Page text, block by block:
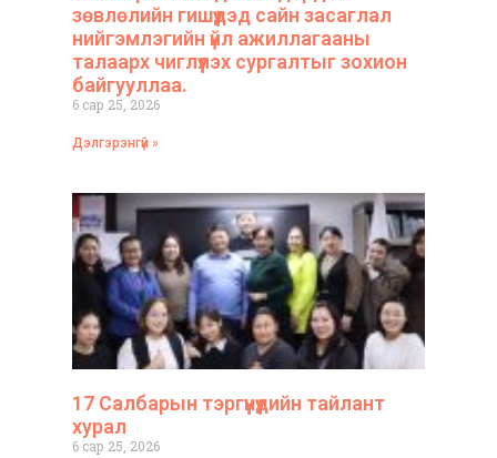
зөвлөлийн гишүүдэд сайн засаглал
нийгэмлэгийн үйл ажиллагааны
талаарх чиглүүлэх сургалтыг зохион
байгууллаа.
6 сар 25, 2026
Дэлгэрэнгүй »
17 Салбарын тэргүүнүүдийн тайлант
хурал
6 сар 25, 2026